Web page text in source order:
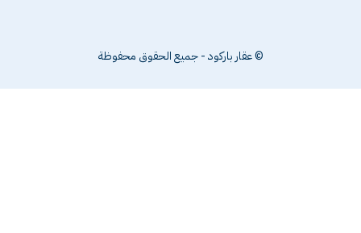
© عقار باركود - جميع الحقوق محفوظة